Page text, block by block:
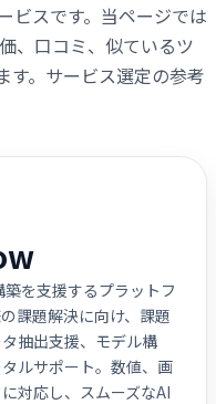
ビスです。当ページでは
、口コミ、似ているツ
す。サービス選定の参考
を支援するプラットフ
課題解決に向け、課題
抽出支援、モデル構
ルサポート。数値、画
対応し、スムーズなAI